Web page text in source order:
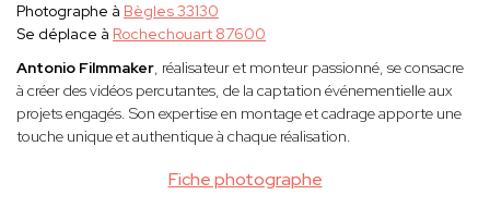
Fiche photographe
Photographe à Bègles 33130
Se déplace à Rochechouart 87600
Antonio Filmmaker, réalisateur et monteur passionné, se consacre
à créer des vidéos percutantes, de la captation événementielle aux
projets engagés. Son expertise en montage et cadrage apporte une
touche unique et authentique à chaque réalisation.